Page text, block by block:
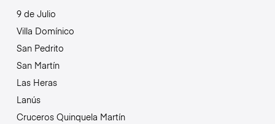
9 de Julio
Villa Domínico
San Pedrito
San Martín
Las Heras
Lanús
Cruceros Quinquela Martín